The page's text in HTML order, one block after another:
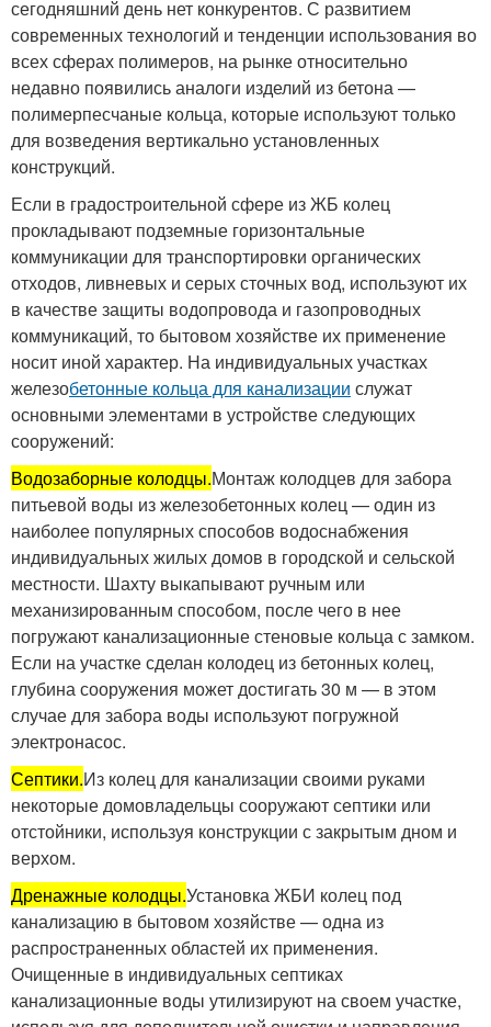
сегодняшний день нет конкурентов. С развитием
современных технологий и тенденции использования во
всех сферах полимеров, на рынке относительно
недавно появились аналоги изделий из бетона —
полимерпесчаные кольца, которые используют только
для возведения вертикально установленных
конструкций.
Если в градостроительной сфере из ЖБ колец
прокладывают подземные горизонтальные
коммуникации для транспортировки органических
отходов, ливневых и серых сточных вод, используют их
в качестве защиты водопровода и газопроводных
коммуникаций, то бытовом хозяйстве их применение
носит иной характер. На индивидуальных участках
железобетонные кольца для канализации служат
основными элементами в устройстве следующих
сооружений:
Водозаборные колодцы.Монтаж колодцев для забора
питьевой воды из железобетонных колец — один из
наиболее популярных способов водоснабжения
индивидуальных жилых домов в городской и сельской
местности. Шахту выкапывают ручным или
механизированным способом, после чего в нее
погружают канализационные стеновые кольца с замком.
Если на участке сделан колодец из бетонных колец,
глубина сооружения может достигать 30 м — в этом
случае для забора воды используют погружной
электронасос.
Септики.Из колец для канализации своими руками
некоторые домовладельцы сооружают септики или
отстойники, используя конструкции с закрытым дном и
верхом.
Дренажные колодцы.Установка ЖБИ колец под
канализацию в бытовом хозяйстве — одна из
распространенных областей их применения.
Очищенные в индивидуальных септиках
канализационные воды утилизируют на своем участке,